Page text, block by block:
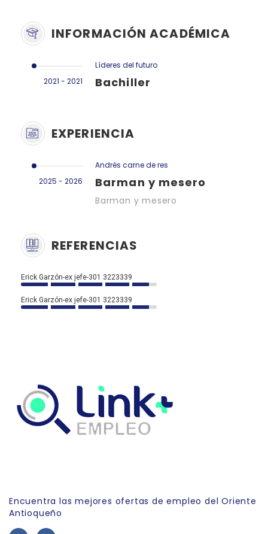
INFORMACIÓN ACADÉMICA
2021 - 2021
Líderes del futuro
Bachiller
EXPERIENCIA
2025 - 2026
Andrés carne de res
Barman y mesero
Barman y mesero
REFERENCIAS
Erick Garzón-ex jefe-301 3223339
Erick Garzón-ex jefe-301 3223339
Encuentra las mejores ofertas de empleo del Oriente
Antioqueño